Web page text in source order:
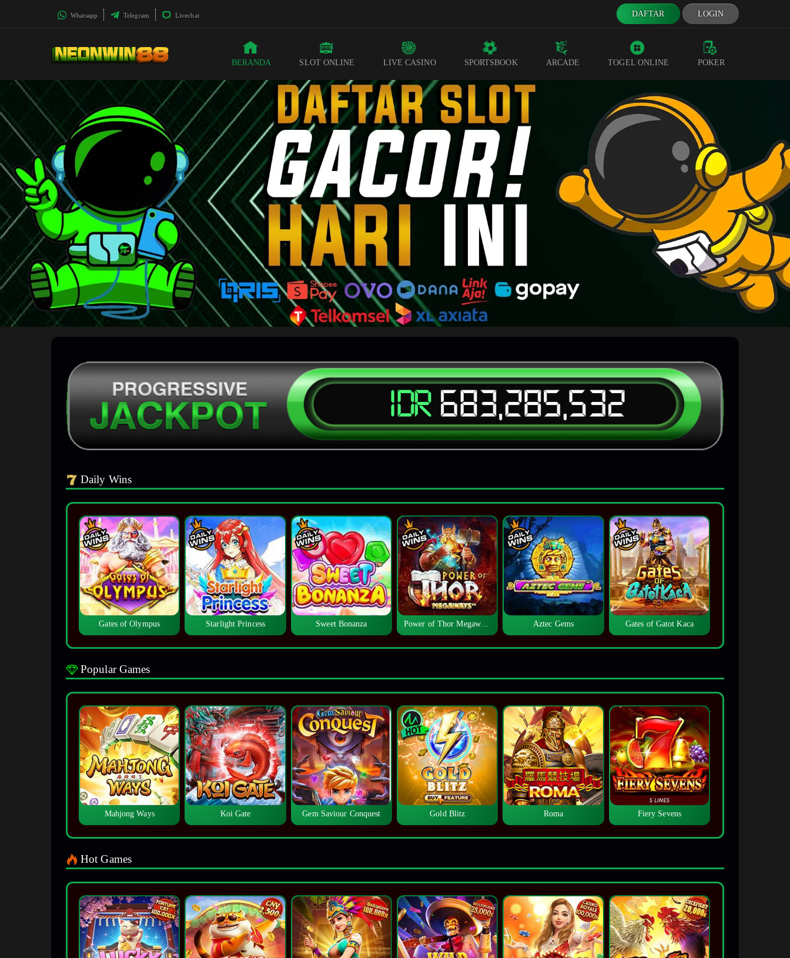
Whatsapp Telegram Livechat DAFTAR LOGIN
BERANDA SLOT ONLINE LIVE CASINO SPORTSBOOK ARCADE TOGEL ONLINE POKER
Daily Wins
Gates of Olympus Starlight Princess Sweet Bonanza Power of Thor Megaways Aztec Gems Gates of Gatot Kaca
Popular Games
Mahjong Ways Koi Gate Gem Saviour Conquest Gold Blitz Roma Fiery Sevens
Hot Games